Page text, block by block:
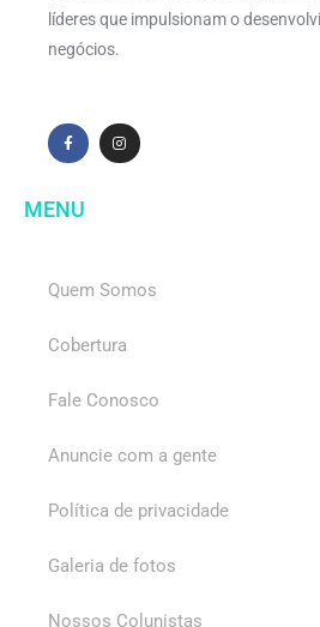
líderes que impulsionam o
negócios.
MENU
Quem Somos
Cobertura
Fale Conosco
Anuncie com a gente
Política de privacidade
Galeria de fotos
Nossos Colunistas